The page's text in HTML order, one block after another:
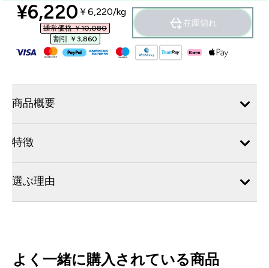
discounted price
¥6,220‎ ￥6,220‎/kg
通常価格 ￥10,080‎
割引 ￥3,860‎
在庫切れ
商品概要
特徴
選ぶ理由
よく一緒に購入されている商品